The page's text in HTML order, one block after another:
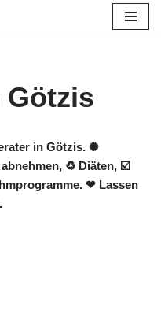
Götzis
in Götzis. ✺
♻ Diäten, ☑️
❤ Lassen